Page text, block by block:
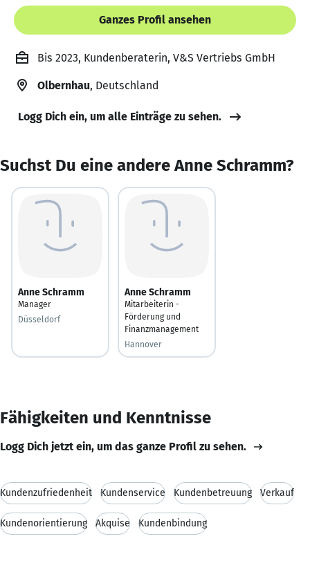
Ganzes Profil ansehen
Bis 2023, Kundenberaterin, V&S Vertriebs GmbH
Olbernhau, Deutschland
Logg Dich ein, um alle Einträge zu sehen.
Suchst Du eine andere Anne Schramm?
Anne Schramm
Manager
Düsseldorf
Anne Schramm
Mitarbeiterin -
Förderung und
Finanzmanagement
Hannover
Fähigkeiten und Kenntnisse
Logg Dich jetzt ein, um das ganze Profil zu sehen.
Kundenzufriedenheit Kundenservice Kundenbetreuung Verkauf
Kundenorientierung Akquise Kundenbindung